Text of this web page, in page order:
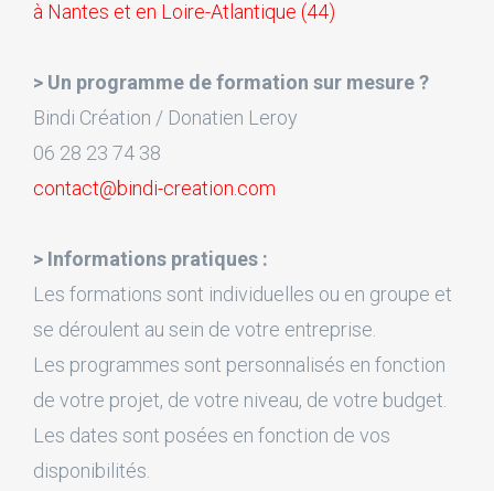
à Nantes et en Loire-Atlantique (44)
> Un programme de formation sur mesure ?
Bindi Création / Donatien Leroy
06 28 23 74 38
contact@bindi-creation.com
> Informations pratiques :
Les formations sont individuelles ou en groupe et
se déroulent au sein de votre entreprise.
Les programmes sont personnalisés en fonction
de votre projet, de votre niveau, de votre budget.
Les dates sont posées en fonction de vos
disponibilités.